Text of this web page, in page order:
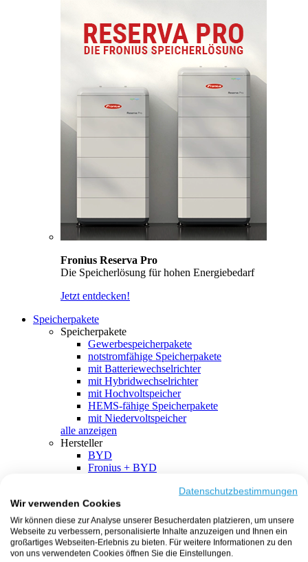
Fronius Reserva Pro
Die Speicherlösung für hohen Energiebedarf
Jetzt entdecken!
Speicherpakete
Speicherpakete
Gewerbespeicherpakete
notstromfähige Speicherpakete
mit Batteriewechselrichter
mit Hybridwechselrichter
mit Hochvoltspeicher
HEMS-fähige Speicherpakete
mit Niedervoltspeicher
alle anzeigen
Hersteller
BYD
Fronius + BYD
SMA + BYD
EcoFlow
EcoFlow + EcoFlow
FENECON
FENECON + FENECON
Datenschutzbestimmungen
Wir verwenden Cookies
Wir können diese zur Analyse unserer Besucherdaten platzieren, um unsere
Webseite zu verbessern, personalisierte Inhalte anzuzeigen und Ihnen ein
großartiges Webseiten-Erlebnis zu bieten. Für weitere Informationen zu den
von uns verwendeten Cookies öffnen Sie die Einstellungen.